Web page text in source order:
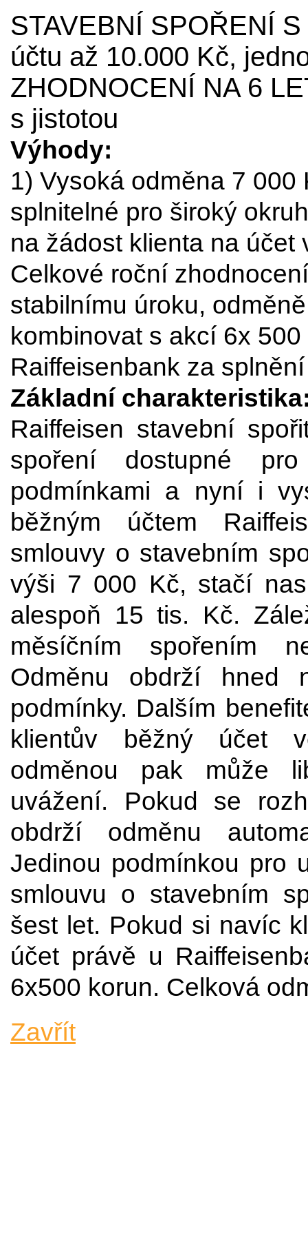
STAVEBNÍ SPOŘENÍ
účtu až 10.000 Kč,
ZHODNOCENÍ NA 6
s jistotou
Výhody:
1) Vysoká odměna 7
splnitelné pro široký
na žádost klienta na účet
Celkové roční
stabilnímu úroku,
kombinovat s akcí 6x
Raiffeisenbank za
Základní
Raiffeisen stavební
spoření dostupné
podmínkami a nyní i
běžným účtem
smlouvy o stavebním
výši 7 000 Kč, stačí
alespoň 15 tis. Kč.
měsíčním spořením
Odměnu obdrží hned
podmínky. Dalším
klientův běžný účet
odměnou pak může
uvážení. Pokud se
obdrží odměnu
Jedinou podmínkou pro
smlouvu o stavebním
šest let. Pokud si navíc
účet právě u
6x500 korun. Celková
Zavřít